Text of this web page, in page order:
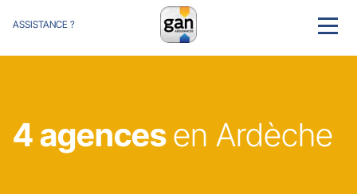
ASSISTANCE ? MENU
4 agencesen Ardèche